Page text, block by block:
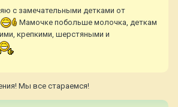
с замечательными детками от
Мамочке побольше молочка, деткам
крепкими, шерстяными и
Мы все стараемся!